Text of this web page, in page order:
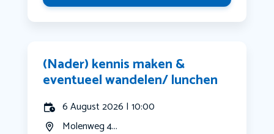
(Nader) kennis maken &
eventueel wandelen/ lunchen
6 August 2026 | 10:00
Molenweg 4...